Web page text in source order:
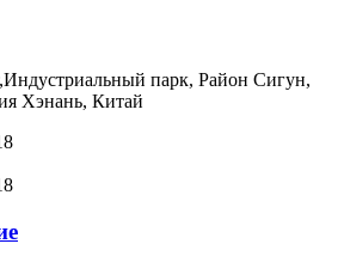
парк, Район Сигун,
Хэнань, Китай